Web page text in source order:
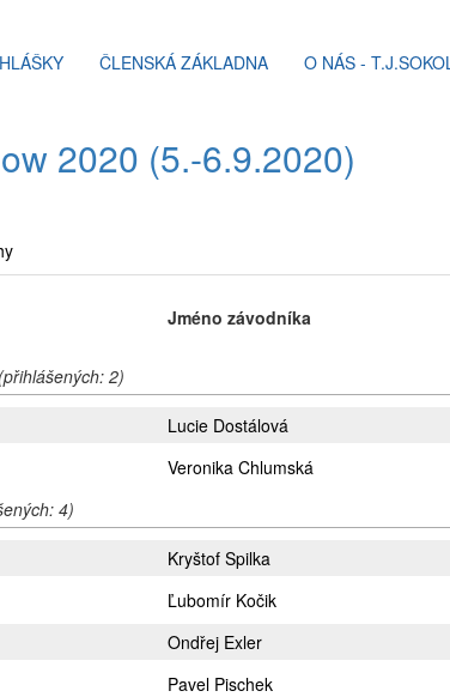
ČLENSKÁ ZÁKLADNA O NÁS -
2020 (5.-6.9.2020)
Jméno závodníka
(přihlášených: 2)
Lucie Dostálová
Veronika Chlumská
4)
Kryštof Spilka
Ľubomír Kočik
Ondřej Exler
Pavel Pischek